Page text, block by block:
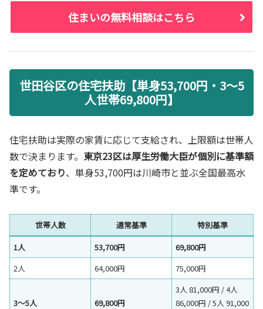
住まいの無料相談はこちら
世田谷区の住宅扶助【単身53,700円・3〜5
人世帯69,800円】
住宅扶助は実際の家賃に応じて支給され、上限額は世帯人
数で決まります。 東京23区は厚生労働大臣が個別に基準額
を定めており、単身53,700円は川崎市と並ぶ全国最高水
準です。
世帯人数 通常基準
特別基準
1人
53,700円
69,800円
2人
64,000円 75,000円
3〜5人 69,800円
3人 81,000円 / 4人
86,000円 / 5人 91,000